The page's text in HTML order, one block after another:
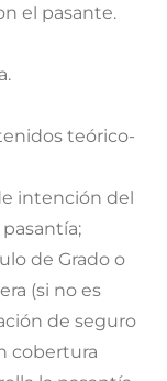
el pasante.
teórico-
intención del
de Grado o
(si no es
de seguro
cobertura